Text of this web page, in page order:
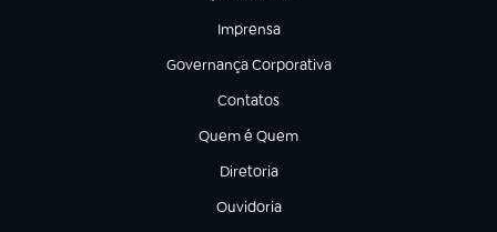
Imprensa
(abre em nova aba)
Governança Corporativa
(abre em nova aba)
Contatos
(abre em nova aba)
Quem é Quem
(abre em nova aba)
Diretoria
(abre em nova aba)
Ouvidoria
(abre em nova aba)